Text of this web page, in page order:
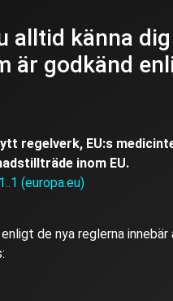
alltid känna
är godkänd
regelverk, EU:s
inom EU.
(europa.eu)
de nya reglerna